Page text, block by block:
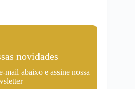
novidades
mail abaixo e assine nossa